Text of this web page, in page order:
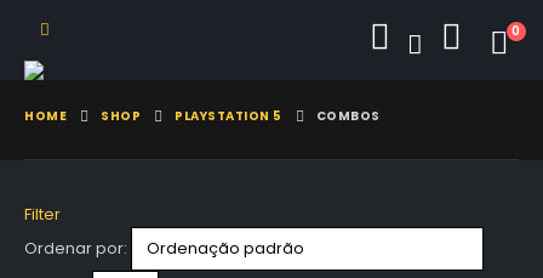
0
HOME SHOP PLAYSTATION 5 COMBOS
Filter
Ordenar por: